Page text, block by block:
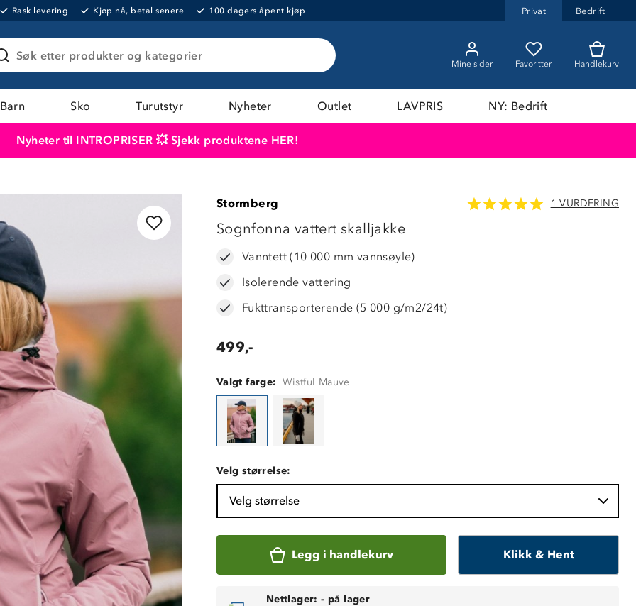
Rask levering Kjøp nå, betal senere 100 dagers åpent kjøp Privat Bedrift
Søk etter produkter og kategorier
Mine sider Favoritter Handlekurv
Barn Sko Turutstyr Nyheter Outlet LAVPRIS NY: Bedrift
Nyheter til INTROPRISER 💥 Sjekk produktene HER!
Stormberg 1 VURDERING
Sognfonna vattert skalljakke
Vanntett (10 000 mm vannsøyle)
Isolerende vattering
Fukttransporterende (5 000 g/m2/24t)
499,-
Valgt farge: Wistful Mauve
Velg størrelse:
Velg størrelse
Legg i handlekurv Klikk & Hent
Nettlager: - på lager